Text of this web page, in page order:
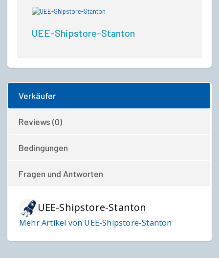
UEE-Shipstore-Stanton
Verkäufer
Reviews (0)
Bedingungen
Fragen und Antworten
UEE-Shipstore-Stanton
Mehr Artikel von UEE-Shipstore-Stanton